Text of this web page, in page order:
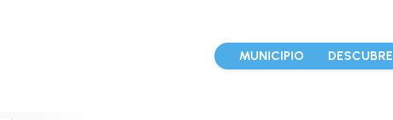
MUNICIPIO DESCUBRE